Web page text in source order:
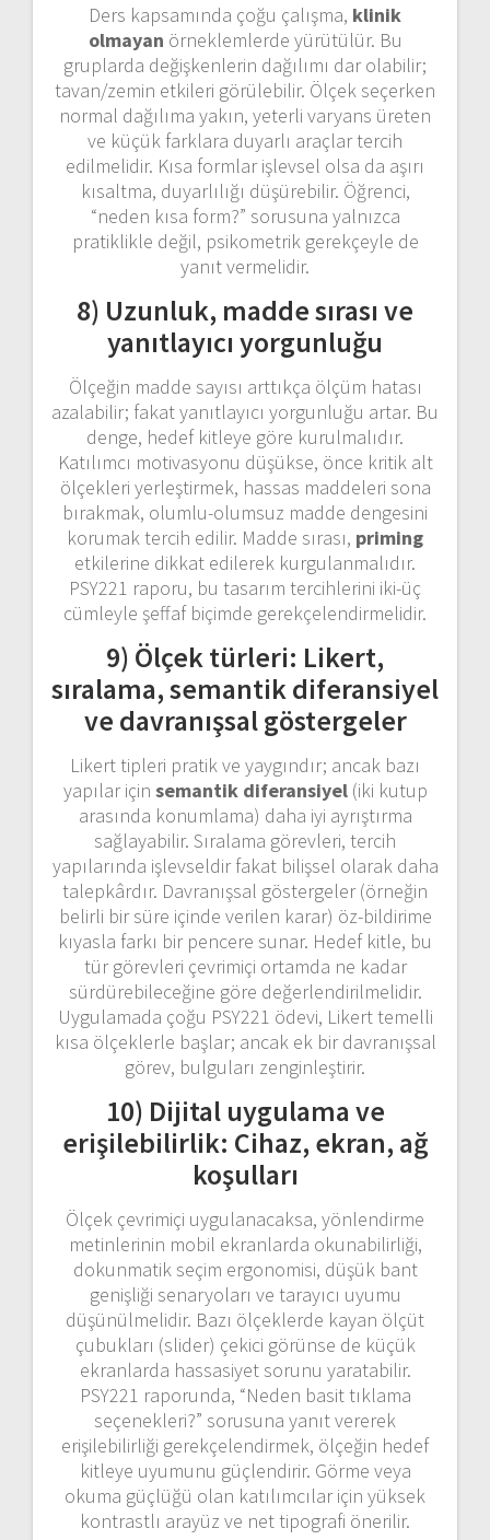
Ders kapsamında çoğu çalışma, klinik
olmayan örneklemlerde yürütülür. Bu
gruplarda değişkenlerin dağılımı dar olabilir;
tavan/zemin etkileri görülebilir. Ölçek seçerken
normal dağılıma yakın, yeterli varyans üreten
ve küçük farklara duyarlı araçlar tercih
edilmelidir. Kısa formlar işlevsel olsa da aşırı
kısaltma, duyarlılığı düşürebilir. Öğrenci,
“neden kısa form?” sorusuna yalnızca
pratiklikle değil, psikometrik gerekçeyle de
yanıt vermelidir.
8) Uzunluk, madde sırası ve
yanıtlayıcı yorgunluğu
Ölçeğin madde sayısı arttıkça ölçüm hatası
azalabilir; fakat yanıtlayıcı yorgunluğu artar. Bu
denge, hedef kitleye göre kurulmalıdır.
Katılımcı motivasyonu düşükse, önce kritik alt
ölçekleri yerleştirmek, hassas maddeleri sona
bırakmak, olumlu-olumsuz madde dengesini
korumak tercih edilir. Madde sırası, priming
etkilerine dikkat edilerek kurgulanmalıdır.
PSY221 raporu, bu tasarım tercihlerini iki-üç
cümleyle şeffaf biçimde gerekçelendirmelidir.
9) Ölçek türleri: Likert,
sıralama, semantik diferansiyel
ve davranışsal göstergeler
Likert tipleri pratik ve yaygındır; ancak bazı
yapılar için semantik diferansiyel(iki kutup
arasında konumlama) daha iyi ayrıştırma
sağlayabilir. Sıralama görevleri, tercih
yapılarında işlevseldir fakat bilişsel olarak daha
talepkârdır. Davranışsal göstergeler (örneğin
belirli bir süre içinde verilen karar) öz-bildirime
kıyasla farkı bir pencere sunar. Hedef kitle, bu
tür görevleri çevrimiçi ortamda ne kadar
sürdürebileceğine göre değerlendirilmelidir.
Uygulamada çoğu PSY221 ödevi, Likert temelli
kısa ölçeklerle başlar; ancak ek bir davranışsal
görev, bulguları zenginleştirir.
10) Dijital uygulama ve
erişilebilirlik: Cihaz, ekran, ağ
koşulları
Ölçek çevrimiçi uygulanacaksa, yönlendirme
metinlerinin mobil ekranlarda okunabilirliği,
dokunmatik seçim ergonomisi, düşük bant
genişliği senaryoları ve tarayıcı uyumu
düşünülmelidir. Bazı ölçeklerde kayan ölçüt
çubukları (slider) çekici görünse de küçük
ekranlarda hassasiyet sorunu yaratabilir.
PSY221 raporunda, “Neden basit tıklama
seçenekleri?” sorusuna yanıt vererek
erişilebilirliği gerekçelendirmek, ölçeğin hedef
kitleye uyumunu güçlendirir. Görme veya
okuma güçlüğü olan katılımcılar için yüksek
kontrastlı arayüz ve net tipografi önerilir.